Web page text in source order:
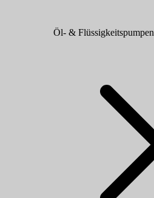
Öl- & Flüssigkeitspumpen